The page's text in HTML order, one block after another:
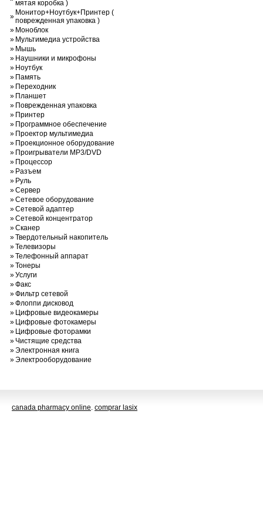
мятая коробка )
» Монитор+Ноутбук+Принтер (
поврежденная упаковка )
» Моноблок
» Мультимедиа устройства
» Мышь
» Наушники и микрофоны
» Ноутбук
» Память
» Переходник
» Планшет
» Поврежденная упаковка
» Принтер
» Программное обеспечение
» Проектор мультимедиа
» Проекционное оборудование
» Проигрыватели MP3/DVD
» Процессор
» Разъем
» Руль
»Сервер
»Сетевое оборудование
»Сетевой адаптер
»Сетевой концентратор
»Сканер
»Твердотельный накопитель
»Телевизоры
»Телефонный аппарат
»Тонеры
»Услуги
»Факс
»Фильтр сетевой
»Флоппи дисковод
» Цифровые видеокамеры
» Цифровые фотокамеры
» Цифровые фоторамки
» Чистящие средства
»Электронная книга
»Электрооборудование
canada pharmacy online. comprar lasix